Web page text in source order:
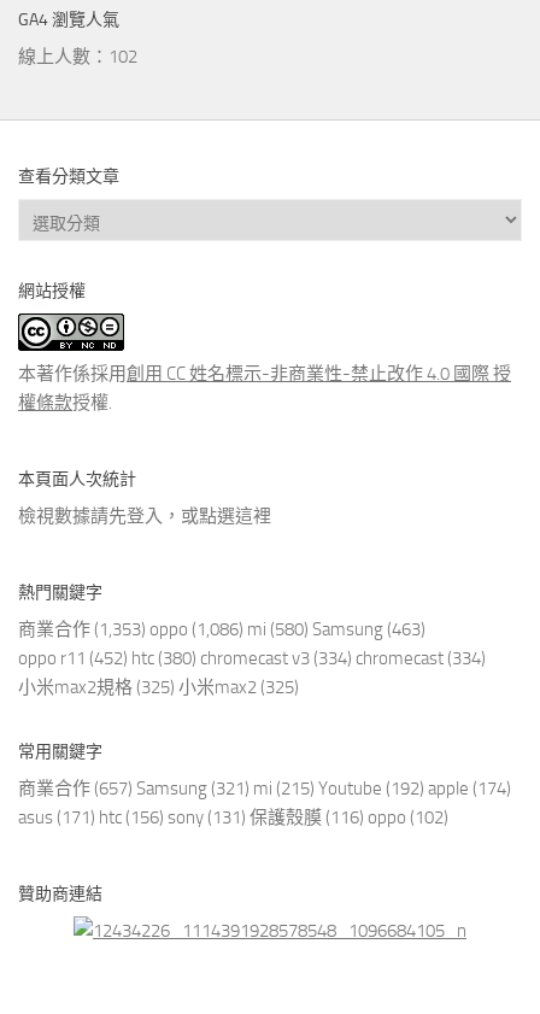
GA4 瀏覽人氣
線上人數：102
查看分類文章
查
看
類
文
章
網站授權
本著作係採用創用 CC 姓名標示-非商業性-禁止改作 4.0 國際 授
權條款授權.
本頁面人次統計
檢視數據請先登入，或點選這裡
熱門關鍵字
商業合作 (1,353) oppo (1,086) mi (580) Samsung (463)
oppo r11 (452) htc (380) chromecast v3 (334) chromecast (334)
小米max2規格 (325) 小米max2 (325)
常用關鍵字
商業合作 (657) Samsung (321) mi (215) Youtube (192) apple (174)
asus (171) htc (156) sony (131) 保護殼膜 (116) oppo (102)
贊助商連結